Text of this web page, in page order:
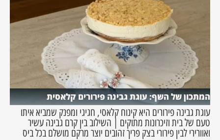
המתכון של השף: עוגת גבינה פירורים קלאסית
עוגת גבינה פירורים היא קינוח קלאסי, חגיגי ומפנק שמביא איתו
טעם של בית וזיכרונות מתוקים | השילוב בין קרם גבינה עשיר
ואוורירי לבין פירורי בצק פריך זהובים יוצר מרקם מושלם בכל ביס